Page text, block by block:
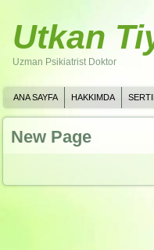
Utkan
Uzman Psikiatrist Doktor
ANA SAYFA HAKKIMDA
New Page